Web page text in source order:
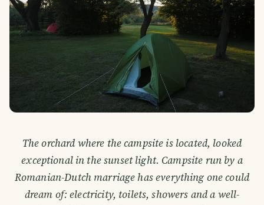
The orchard where the campsite is located, looked
exceptional in the sunset light. Campsite run by a
Romanian-Dutch marriage has everything one could
dream of: electricity, toilets, showers and a well-